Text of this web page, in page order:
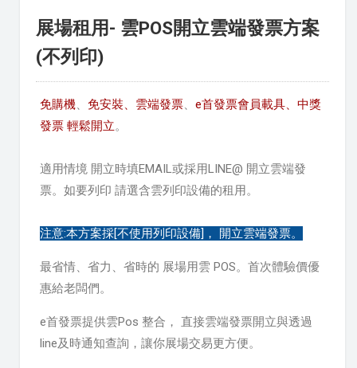
展場租用- 雲POS開立雲端發票方案
(不列印)
免購機、 免安裝、 雲端發票、 e首發票會員載具、中獎
發票 輕鬆開立。
適用情境 開立時填EMAIL或採用LINE@ 開立雲端發
票。如要列印 請選含雲列印設備的租用。
注意:本方案採[不使用列印設備]， 開立雲端發票。
最省情、省力、省時的 展場用雲 POS。首次體驗價優
惠給老闆們。
e首發票提供雲Pos 整合， 直接雲端發票開立與透過
line及時通知查詢，讓你展場交易更方便。